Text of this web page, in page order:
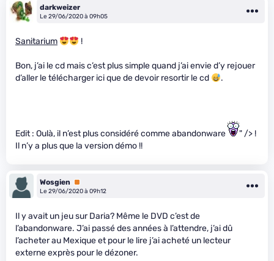
darkweizer
Le 29/06/2020 à 09h05
Sanitarium !
Bon, j’ai le cd mais c’est plus simple quand j’ai envie d’y rejouer
d’aller le télécharger ici que de devoir resortir le cd
.
Edit : Oulà, il n’est plus considéré comme abandonware
" /> !
Il n’y a plus que la version démo !!
Wosgien
Premium
Le 29/06/2020 à 09h12
Il y avait un jeu sur Daria? Même le DVD c’est de
l’abandonware. J’ai passé des années à l’attendre, j’ai dû
l’acheter au Mexique et pour le lire j’ai acheté un lecteur
externe exprès pour le dézoner.